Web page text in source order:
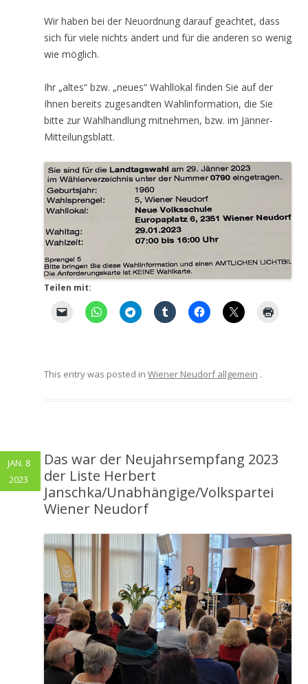
Wir haben bei der Neuordnung darauf geachtet, dass
sich für viele nichts ändert und für die anderen so wenig
wie möglich.
Ihr „altes“ bzw. „neues“ Wahllokal finden Sie auf der
Ihnen bereits zugesandten Wahlinformation, die Sie
bitte zur Wahlhandlung mitnehmen, bzw. im Jänner-
Mitteilungsblatt.
Teilen mit:
This entry was posted in Wiener Neudorf allgemein .
Das war der Neujahrsempfang 2023
der Liste Herbert
Janschka/Unabhängige/Volkspartei
Wiener Neudorf
JAN. 8
2023